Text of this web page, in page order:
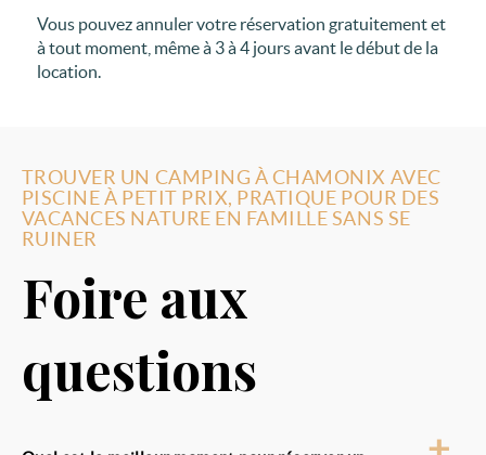
Vous pouvez annuler votre réservation gratuitement et
à tout moment, même à 3 à 4 jours avant le début de la
location.
TROUVER UN CAMPING À CHAMONIX AVEC
PISCINE À PETIT PRIX, PRATIQUE POUR DES
VACANCES NATURE EN FAMILLE SANS SE
RUINER
Foire aux
questions